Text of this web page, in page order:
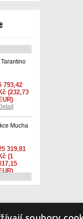
793,42
(232,73
Mucha
319,81
(1